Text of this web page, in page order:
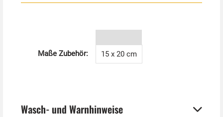
In unserem Online Shop können Sie unterschiedliche
Maße Zubehör: 15 x 20 cm
Wasch- und Warnhinweise